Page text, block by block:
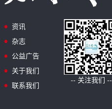
资讯
杂志
公益广告
关于我们
联系我们
-- 关注我们 --